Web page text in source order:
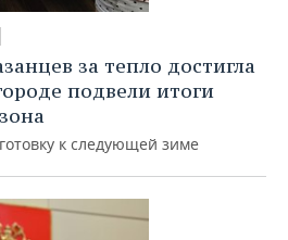
за тепло достигла
подвели итоги
к следующей зиме